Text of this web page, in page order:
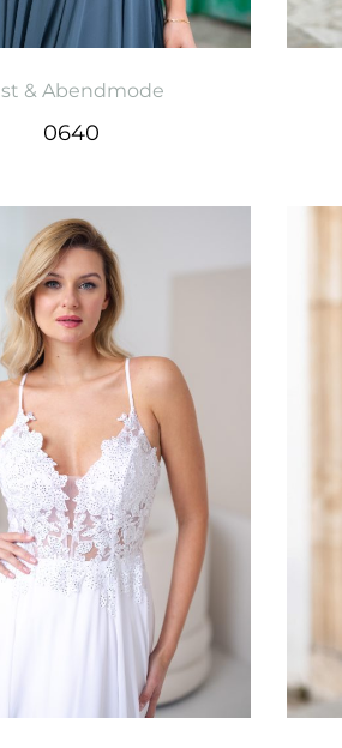
& Abendmode
0640